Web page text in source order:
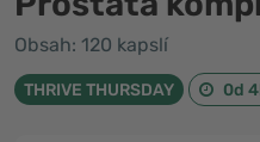
Obsah: 120 kapslí
THRIVE THURSDAY 0d